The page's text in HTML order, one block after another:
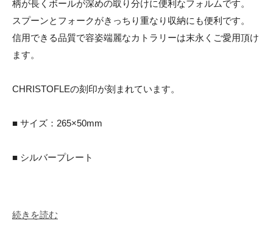
柄が長くボールが深めの取り分けに便利なフォルムです。
スプーンとフォークがきっちり重なり収納にも便利です。
信用できる品質で容姿端麗なカトラリーは末永くご愛用頂け
ます。
CHRISTOFLEの刻印が刻まれています。
■ サイズ：265×50mm
■ シルバープレート
続きを読む